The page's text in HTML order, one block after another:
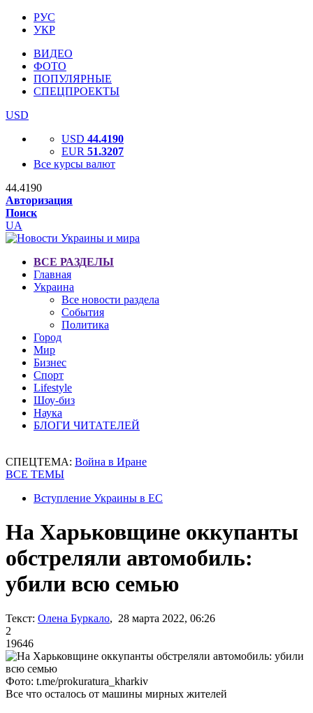
РУС
УКР
ВИДЕО
ФОТО
ПОПУЛЯРНЫЕ
СПЕЦПРОЕКТЫ
USD
USD 44.4190
EUR 51.3207
Все курсы валют
44.4190
Авторизация
Поиск
UA
ВСЕ РАЗДЕЛЫ
Главная
Украина
Все новости раздела
События
Политика
Город
Мир
Бизнес
Спорт
Lifestyle
Шоу-биз
Наука
БЛОГИ ЧИТАТЕЛЕЙ
СПЕЦТЕМА: Война в Иране
ВСЕ ТЕМЫ
Вступление Украины в ЕС
На Харьковщине оккупанты
обстреляли автомобиль:
убили всю семью
Текст: Олена Буркало, 28 марта 2022, 06:26
2
19646
Фото: t.me/prokuratura_kharkiv
Все что осталось от машины мирных жителей